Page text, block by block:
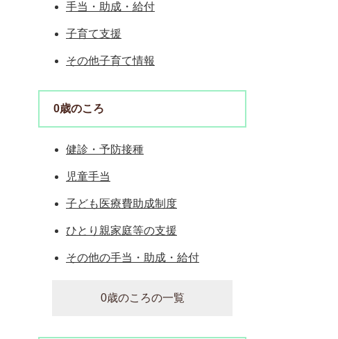
手当・助成・給付
子育て支援
その他子育て情報
0歳のころ
健診・予防接種
児童手当
子ども医療費助成制度
ひとり親家庭等の支援
その他の手当・助成・給付
0歳のころの一覧